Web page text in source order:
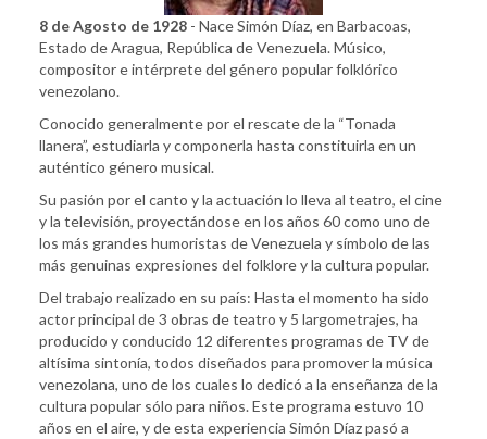
8 de Agosto de 1928 - Nace Simón Díaz, en Barbacoas,
Estado de Aragua, República de Venezuela. Músico,
compositor e intérprete del género popular folklórico
venezolano.
Conocido generalmente por el rescate de la “Tonada
llanera”, estudiarla y componerla hasta constituirla en un
auténtico género musical.
Su pasión por el canto y la actuación lo lleva al teatro, el cine
y la televisión, proyectándose en los años 60 como uno de
los más grandes humoristas de Venezuela y símbolo de las
más genuinas expresiones del folklore y la cultura popular.
Del trabajo realizado en su país: Hasta el momento ha sido
actor principal de 3 obras de teatro y 5 largometrajes, ha
producido y conducido 12 diferentes programas de TV de
altísima sintonía, todos diseñados para promover la música
venezolana, uno de los cuales lo dedicó a la enseñanza de la
cultura popular sólo para niños. Este programa estuvo 10
años en el aire, y de esta experiencia Simón Díaz pasó a